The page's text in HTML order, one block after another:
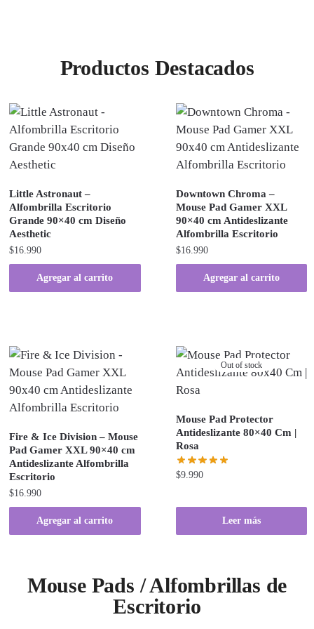
Productos Destacados
Little Astronaut –
Alfombrilla Escritorio
Grande 90×40 cm Diseño
Aesthetic
$16.990
Agregar al carrito
Downtown Chroma –
Mouse Pad Gamer XXL
90×40 cm Antideslizante
Alfombrilla Escritorio
$16.990
Agregar al carrito
Fire & Ice Division – Mouse
Pad Gamer XXL 90×40 cm
Antideslizante Alfombrilla
Escritorio
$16.990
Agregar al carrito
Out of stock
Mouse Pad Protector
Antideslizante 80×40 Cm |
Rosa
$9.990
Leer más
Mouse Pads / Alfombrillas de
Escritorio